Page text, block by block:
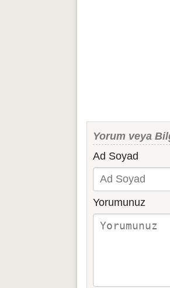
Yorum veya
Ad Soyad
Yorumunuz